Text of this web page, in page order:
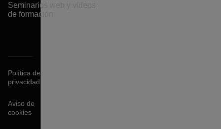
Seminarios web y vídeos
de formación
Política de
privacidad
Aviso de
cookies